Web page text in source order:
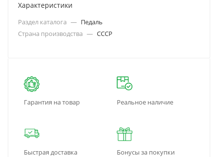
Характеристики
Раздел каталога — Педаль
Страна производства — СССР
Гарантия на товар Реальное наличие
Быстрая доставка Бонусы за покупки